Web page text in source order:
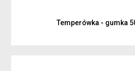
Temperówka - gumka